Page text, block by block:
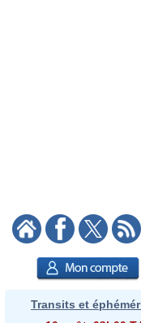
Transits et